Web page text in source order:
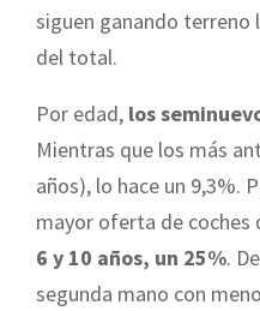
siguen ganando terreno
del total.
Por edad, los
Mientras que los más
años), lo hace un 9,3%.
mayor oferta de coches
6 y 10 años, un 25%.
segunda mano con